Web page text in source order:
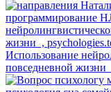
Использование
повседневной жизни